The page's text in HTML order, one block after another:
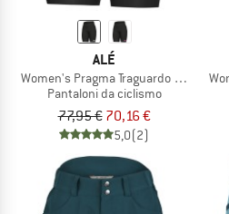
ALÉ
Women's Pragma Traguardo 2.0 Shorts
Pantaloni da ciclismo
77,95 € 70,16 €
5,0(2)